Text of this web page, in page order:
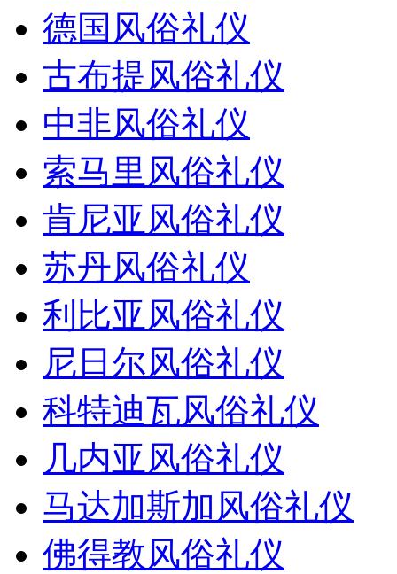
德国风俗礼仪
古布提风俗礼仪
中非风俗礼仪
索马里风俗礼仪
肯尼亚风俗礼仪
苏丹风俗礼仪
利比亚风俗礼仪
尼日尔风俗礼仪
科特迪瓦风俗礼仪
几内亚风俗礼仪
马达加斯加风俗礼仪
佛得教风俗礼仪